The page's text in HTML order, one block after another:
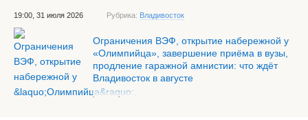
19:00, 31 июля 2026 Рубрика: Владивосток
Ограничения ВЭФ, открытие набережной у
«Олимпийца», завершение приёма в вузы,
продление гаражной амнистии: что ждёт
Владивосток в августе